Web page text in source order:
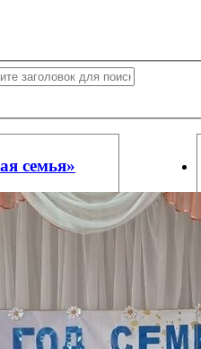
семья»